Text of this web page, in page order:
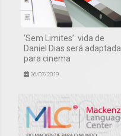
‘Sem Limites’: vida de
Daniel Dias será adaptada
para cinema
26/07/2019